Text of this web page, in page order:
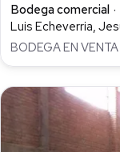
Bodega comercial
Luis Echeverria,
BODEGA EN VENTA